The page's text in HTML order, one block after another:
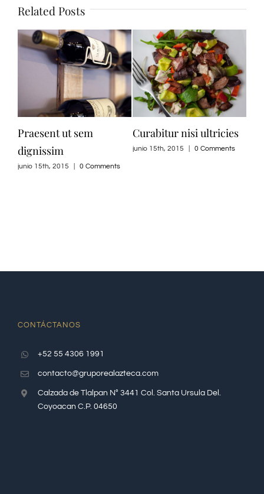
Related Posts
Praesent ut sem
dignissim
junio 15th, 2015 0 Comments
Curabitur nisi ultricies
junio 15th, 2015 0 Comments
CONTÁCTANOS
+52 55 4306 1991
contacto@gruporealazteca.com
Calzada de Tlalpan N° 3441 Col. Santa Ursula Del.
Coyoacan C.P. 04650